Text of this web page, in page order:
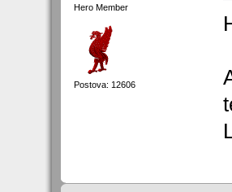
Hero Member
Postova: 12606